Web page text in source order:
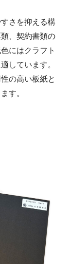
さを抑える構
、契約書類の
にはクラフト
しています。
の高い板紙と
す。